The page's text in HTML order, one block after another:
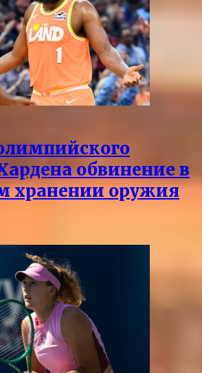
обвинение в
хранении оружия